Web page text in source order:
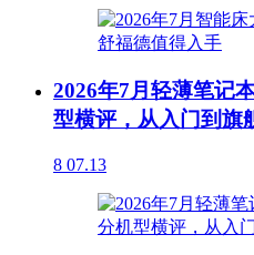
2026年7月轻薄笔记
型横评，从入门到旗
8 07.13